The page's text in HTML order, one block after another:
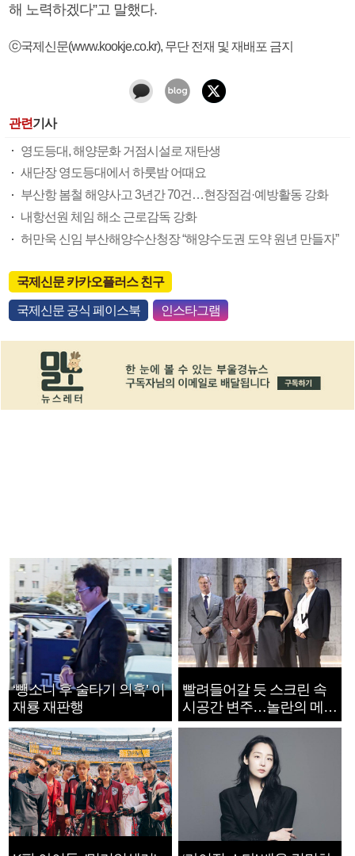
해 노력하겠다”고 말했다.
ⓒ국제신문(www.kookje.co.kr), 무단 전재 및 재배포 금지
관련기사
영도등대, 해양문화 거점시설로 재탄생
새단장 영도등대에서 하룻밤 어때요
부산항 봄철 해양사고 3년간 70건…현장점검·예방활동 강화
내항선원 체임 해소 근로감독 강화
허만욱 신임 부산해양수산청장 “해양수도권 도약 원년 만들자”
국제신문 카카오플러스 친구
국제신문 공식 페이스북 인스타그램
‘뺑소니 후 술타기 의혹’ 이
재룡 재판행
빨려들어갈 듯 스크린 속
시공간 변주…놀란의 메시
지는 ‘전쟁 속죄’